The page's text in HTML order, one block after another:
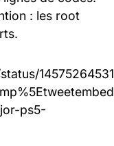
: les root
ps5-